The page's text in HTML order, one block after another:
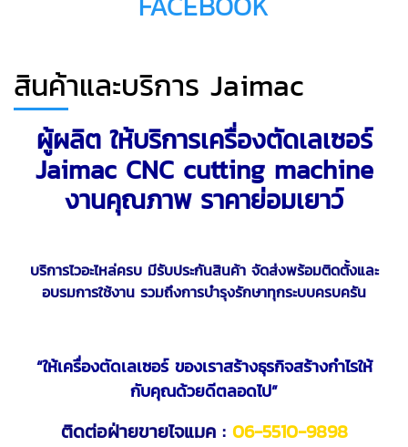
สินค้าและบริการ Jaimac
ผู้ผลิต ให้บริการเครื่องตัดเลเซอร์
Jaimac CNC cutting machine
งานคุณภาพ ราคาย่อมเยาว์
บริการไวอะไหล่ครบ มีรับประกันสินค้า จัดส่งพร้อมติดตั้งและ
อบรมการใช้งาน รวมถึงการบำรุงรักษาทุกระบบครบครัน
“ให้เครื่องตัดเลเซอร์ ของเราสร้างธุรกิจสร้างกำไรให้
กับคุณด้วยดีตลอดไป”
ติดต่อฝ่ายขายไจแมค : 06-5510-9898